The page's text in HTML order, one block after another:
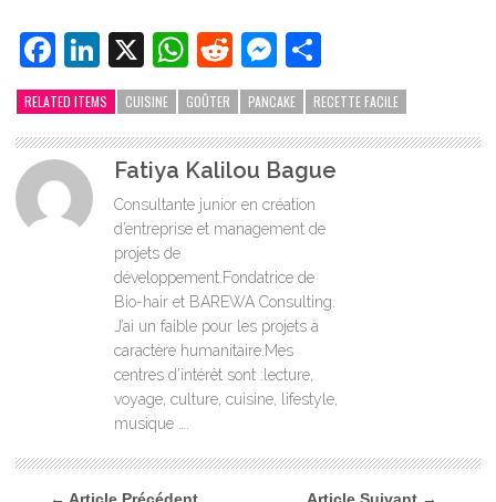
Facebook
LinkedIn
X WhatsApp
RedditMessenger
RELATED ITEMS CUISINE GOÛTER PANCAKE RECETTE FACILE
Fatiya Kalilou Bague
Consultante junior en création
d’entreprise et management de
projets de
développement.Fondatrice de
Bio-hair et BAREWA Consulting.
J’ai un faible pour les projets à
caractère humanitaire.Mes
centres d’intérêt sont :lecture,
voyage, culture, cuisine, lifestyle,
musique ….